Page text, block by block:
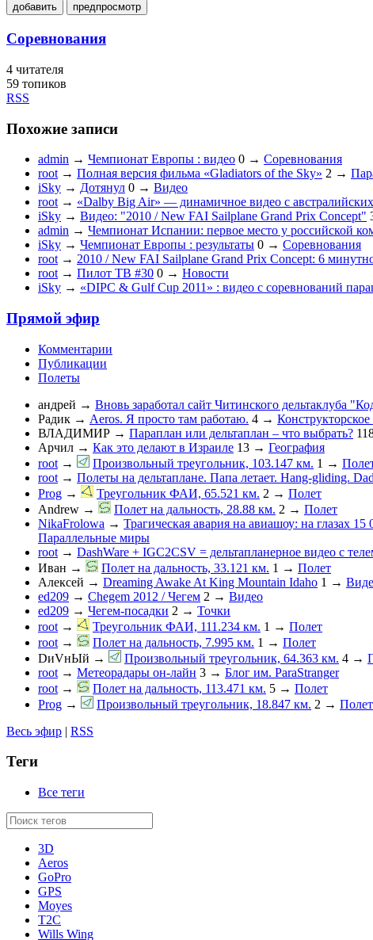
добавить предпросмотр
Соревнования
4 читателя
59 топиков
RSS
Похожие записи
admin → Чемпионат Европы : видео 0 → Соревнования
root → Полная версия фильма «Gladiators of the Sky» 2 →
iSky → Дотянул 0 → Видео
root → «Dalby Big Air» — динамичное видео с
iSky → Видео: "2010 / New FAI Sailplane Grand Prix Concept"
admin → Чемпионат Испании: первое место у российской
iSky → Чемпионат Европы : результаты 0 → Соревнования
root → 2010 / New FAI Sailplane Grand Prix Concept: 6
root → Пилот ТВ #30 0 → Новости
iSky → «DIPC & Gulf Cup 2011» : видео с соревнований
Прямой эфир
Комментарии
Публикации
Полеты
андрей → Вновь заработал сайт Читинского дельтаклуба
Радик → Aeros. Я просто там работаю. 4 →
ВЛАДИМИР → Параплан или дельтаплан – что выбрать?
Арчил → Как это делают в Израиле 13 → География
root → Произвольный треугольник, 103.147 км. 1 →
root → Полеты на дельтаплане. Папа летает. Hang-gliding.
Prog → Треугольник ФАИ, 65.521 км. 2 → Полет
Andrew → Полет на дальность, 28.88 км. 2 → Полет
NikaFrolowa → Трагическая авария на авиашоу: на глазах
Параллельные миры
root → DashWare + IGC2CSV = дельтапланерное видео с
Иван → Полет на дальность, 33.121 км. 1 → Полет
Алексей → Dreaming Awake At King Mountain Idaho 1 →
ed209 → Chegem 2012 / Чегем 2 → Видео
ed209 → Чегем-посадки 2 → Точки
root → Треугольник ФАИ, 111.234 км. 1 → Полет
root → Полет на дальность, 7.995 км. 1 → Полет
DиVнЫй → Произвольный треугольник, 64.363 км. 4 →
root → Метеорадары он-лайн 3 → Блог им. ParaStranger
root → Полет на дальность, 113.471 км. 5 → Полет
Prog → Произвольный треугольник, 18.847 км. 2 → Полет
Весь эфир | RSS
Теги
Все теги
3D
Aeros
GoPro
GPS
Moyes
T2C
Wills Wing